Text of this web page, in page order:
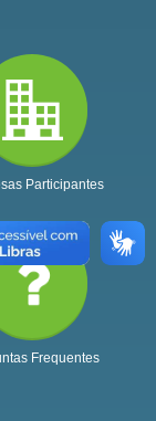
Participantes
Frequentes